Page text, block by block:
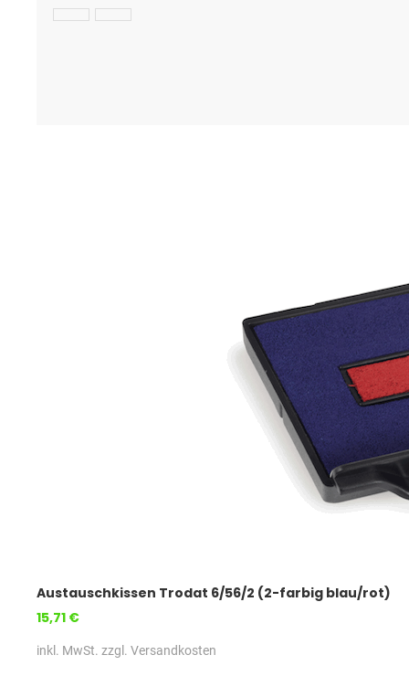
Austauschkissen Trodat 6/56/2 (2-farbig blau/rot)
15,71 €
inkl. MwSt. zzgl. Versandkosten